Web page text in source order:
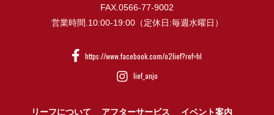
FAX.0566-77-9002
営業時間.10:00-19:00（定休日:毎週水曜日）
https://www.facebook.com/o2lief?ref=hl
lief_anjo
リーフについて アフターサービス イベント案内